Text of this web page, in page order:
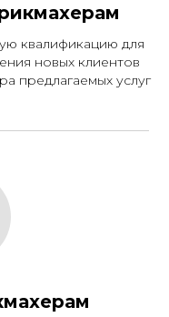
квалификацию для
новых клиентов
предлагаемых услуг